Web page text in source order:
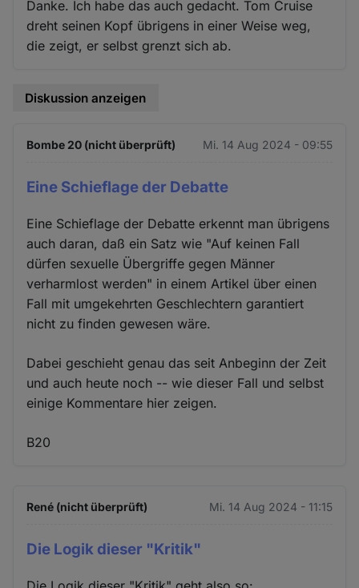
Danke. Ich habe das auch gedacht. Tom Cruise
dreht seinen Kopf übrigens in einer Weise weg,
die zeigt, er selbst grenzt sich ab.
Diskussion anzeigen
Bombe 20 (nicht überprüft) Mi. 14 Aug 2024 - 09:55
Eine Schieflage der Debatte
Eine Schieflage der Debatte erkennt man übrigens
auch daran, daß ein Satz wie "Auf keinen Fall
dürfen sexuelle Übergriffe gegen Männer
verharmlost werden" in einem Artikel über einen
Fall mit umgekehrten Geschlechtern garantiert
nicht zu finden gewesen wäre.
Dabei geschieht genau das seit Anbeginn der Zeit
und auch heute noch -- wie dieser Fall und selbst
einige Kommentare hier zeigen.
B20
René (nicht überprüft) Mi. 14 Aug 2024 - 11:15
Die Logik dieser "Kritik"